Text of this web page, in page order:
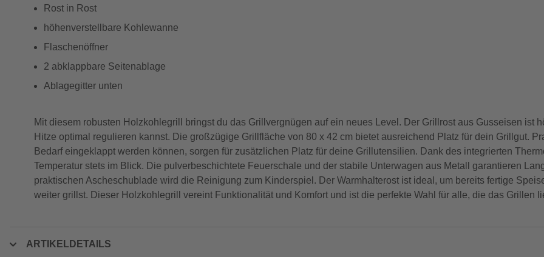
Rost in Rost
höhenverstellbare Kohlewanne
Flaschenöffner
2 abklappbare Seitenablage
Ablagegitter unten
Mit diesem robusten Holzkohlegrill bringst du das Grillvergnügen auf ein neues Level. Der Grillrost aus Gusseisen ist
Hitze optimal regulieren kannst. Die großzügige Grillfläche von 80 x 42 cm bietet ausreichend Platz für dein Grillgut.
Bedarf eingeklappt werden können, sorgen für zusätzlichen Platz für deine Grillutensilien. Dank des integrierten
Temperatur stets im Blick. Die pulverbeschichtete Feuerschale und der stabile Unterwagen aus Metall garantieren
praktischen Ascheschublade wird die Reinigung zum Kinderspiel. Der Warmhalterost ist ideal, um bereits fertige
weiter grillst. Dieser Holzkohlegrill vereint Funktionalität und Komfort und ist die perfekte Wahl für alle, die das Grillen
ARTIKELDETAILS